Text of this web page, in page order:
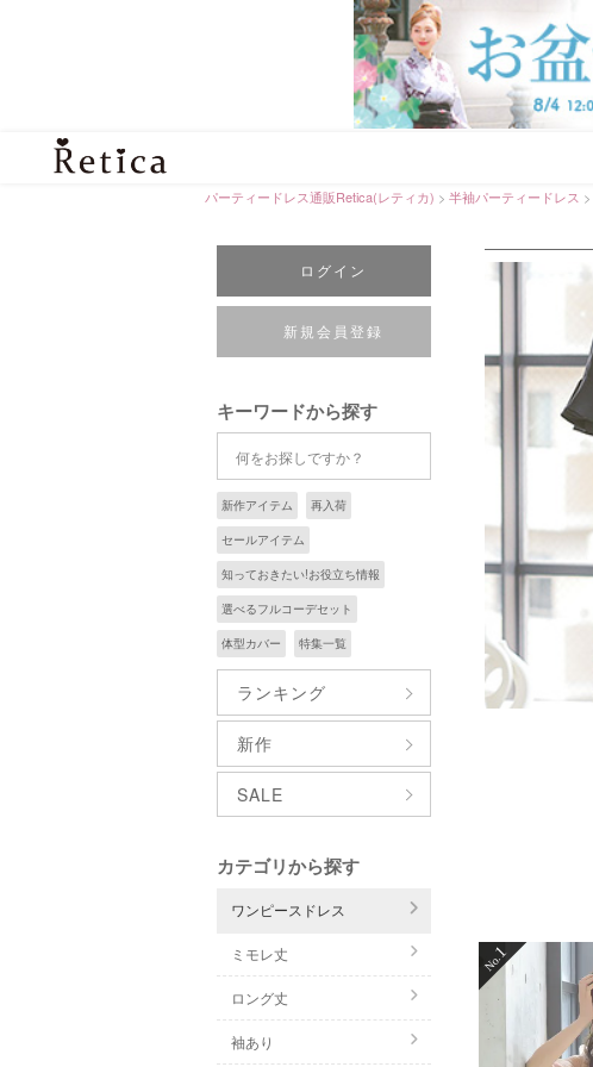
パーティードレス通販Retica(レティカ) 半袖パーティードレス
ログイン
新規会員登録
キーワードから探す
新作アイテム 再入荷
セールアイテム
知っておきたい!お役立ち情報
選べるフルコーデセット
体型カバー 特集一覧
ランキング
新作
SALE
カテゴリから探す
ワンピースドレス
ミモレ丈
ロング丈
袖あり
1